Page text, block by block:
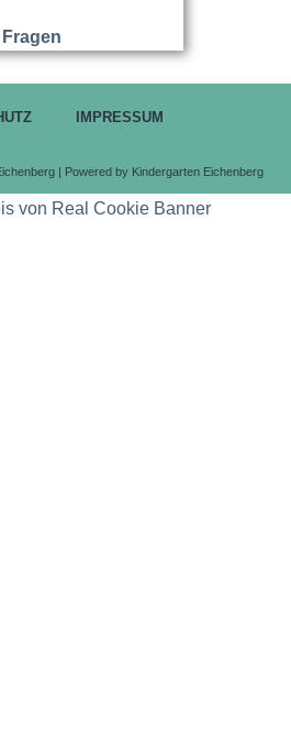
IMPRESSUM
| Powered by Kindergarten Eichenberg
von Real Cookie Banner